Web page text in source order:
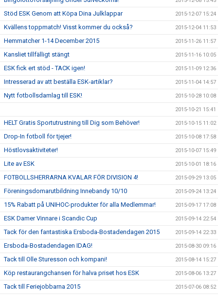
Stöd ESK Genom att Köpa Dina Julklappar 2015-12-07 15:24
Kvällens toppmatch! Visst kommer du också? 2015-12-04 11:53
Hemmatcher 1-14 December 2015 2015-11-26 11:57
Kansliet tillfälligt stängt 2015-11-16 10:05
ESK fick ert stöd - TACK igen! 2015-11-09 12:36
Intresserad av att beställa ESK-artiklar? 2015-11-04 14:57
Nytt fotbollsdamlag till ESK! 2015-10-28 10:08
2015-10-21 15:41
HELT Gratis Sportutrustning till Dig som Behöver! 2015-10-15 11:02
Drop-In fotboll för tjejer! 2015-10-08 17:58
Höstlovsaktiviteter! 2015-10-07 15:49
Lite av ESK 2015-10-01 18:16
FOTBOLLSHERRARNA KVALAR FÖR DIVISION 4! 2015-09-29 13:05
Föreningsdomarutbildning Innebandy 10/10 2015-09-24 13:24
15% Rabatt på UNIHOC-produkter för alla Medlemmar! 2015-09-17 17:08
ESK Damer Vinnare i Scandic Cup 2015-09-14 22:54
Tack för den fantastiska Ersboda-Bostadendagen 2015 2015-09-14 22:33
Ersboda-Bostadendagen IDAG! 2015-08-30 09:16
Tack till Olle Sturesson och kompani! 2015-08-14 15:27
Köp restaurangchansen för halva priset hos ESK 2015-08-06 13:27
Tack till Feriejobbarna 2015 2015-07-06 08:52